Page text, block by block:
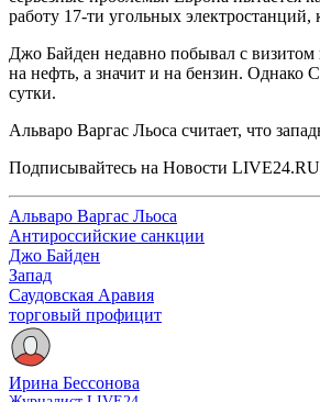
работу 17-ти угольных
Джо Байден недавно побывал с визитом
на нефть, а значит и на бензин. Однако
сутки.
Альваро Варгас Льоса считает, что
Подписывайтесь на Новости LIVE24.RU
Альваро Варгас Льоса
Антироссийские санкции
Джо Байден
Запад
Саудовская Аравия
торговый профицит
Ирина Бессонова